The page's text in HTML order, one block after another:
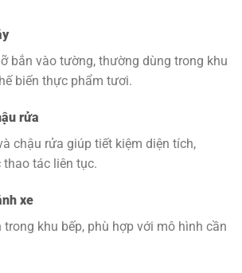
bắn vào tường, thường dùng trong khu
biến thực phẩm tươi.
rửa
chậu rửa giúp tiết kiệm diện tích,
tác liên tục.
xe
trong khu bếp, phù hợp với mô hình cần